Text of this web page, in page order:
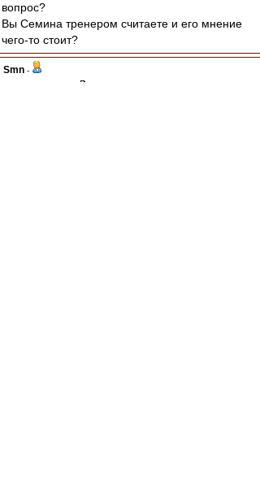
вопрос?
Вы Семина тренером считаете и его мнение
чего-то стоит?
Smn -